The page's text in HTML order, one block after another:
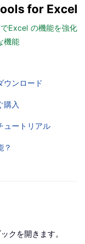
for Excel
Excel の機能を強化
機能
ウンロード
購入
ュートリアル
？
クを開きます。